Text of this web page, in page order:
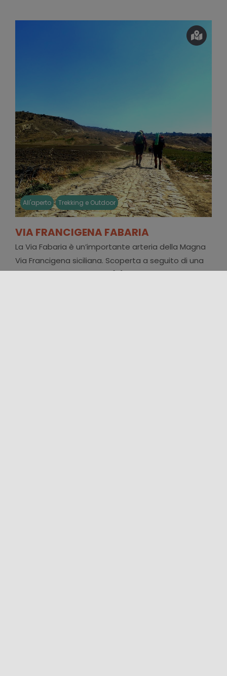
All'aperto Trekking e Outdoor
VIA FRANCIGENA FABARIA
La Via Fabaria è un’importante arteria della Magna
Via Francigena siciliana. Scoperta a seguito di una
ricerca di Archeologia del [...]